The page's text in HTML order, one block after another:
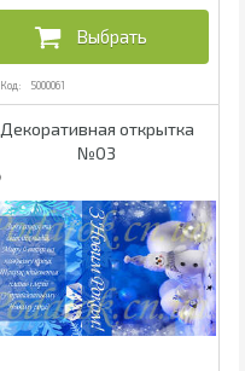
5000061
Декоративная открытка
№03